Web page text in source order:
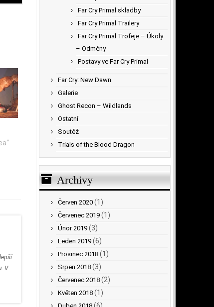
V
Far Cry Primal skladby
Far Cry Primal Trailery
Far Cry Primal Trofeje – Úkoly
– Odměny
Postavy ve Far Cry Primal
Far Cry: New Dawn
Galerie
Ghost Recon – Wildlands
Ostatní
Soutěž
Trials of the Blood Dragon
Archivy
Červen 2020 (1)
Červenec 2019 (1)
Únor 2019 (3)
Leden 2019 (6)
Prosinec 2018 (1)
Srpen 2018 (3)
Červenec 2018 (2)
Květen 2018 (1)